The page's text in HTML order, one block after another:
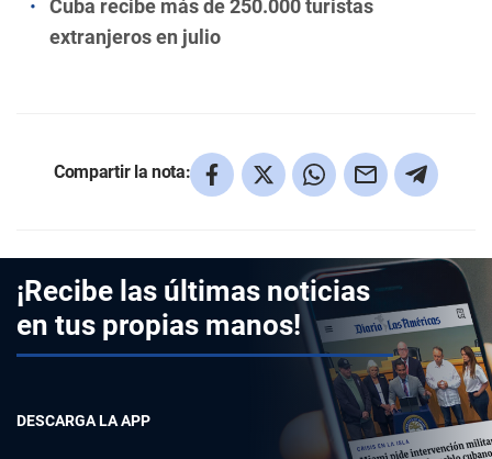
Cuba recibe más de 250.000 turistas
extranjeros en julio
Compartir la nota:
¡Recibe las últimas noticias
en tus propias manos!
DESCARGA LA APP